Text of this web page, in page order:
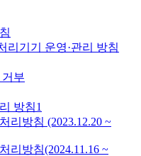
리기기 운영·관리 방침
부
방침1
리방침 (2023.12.20 ~
리방침(2024.11.16 ~